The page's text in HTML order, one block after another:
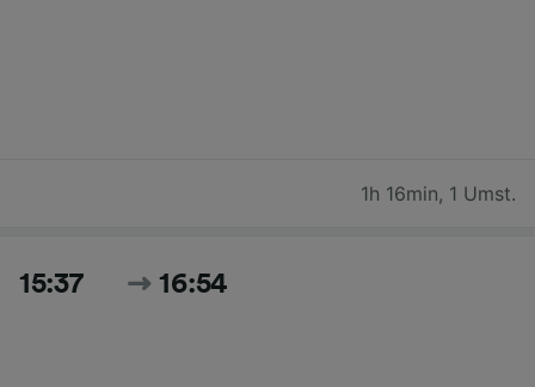
1h 16min, 1 Umst.
15:37 16:54